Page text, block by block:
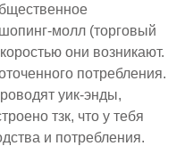
молл (торговый
они возникают.
потребления.
уик-энды,
тзк, что у тебя
и потребления.